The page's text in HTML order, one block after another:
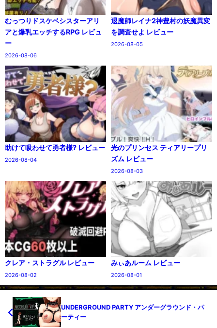
むっつりドスケベシスターアリ
アと爆乳エッチするRPG レビュ
ー
2026-08-06
退魔師レイナ2神豊村の妖魔異変
を調査せよ レビュー
2026-08-05
助けて吸わせて勇者様? レビュー
2026-08-04
光のプリンセス ティアリープリ
ズム レビュー
2026-08-03
クレア・ストラグル レビュー
2026-08-02
みぃあルーム レビュー
2026-08-01
UNDERGROUND PARTY アンダーグラウンド・パ
ーティー